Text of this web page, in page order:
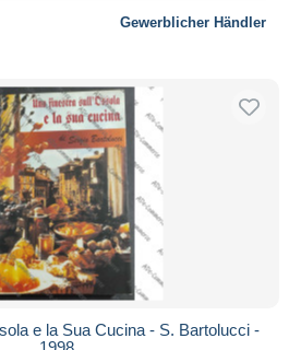
Gewerblicher Händler
e la Sua Cucina - S. Bartolucci -